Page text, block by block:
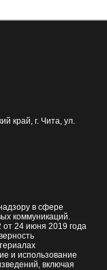
край, г. Чита, ул.
в сфере
коммуникаций.
24 июня 2019 года
и использование
включая